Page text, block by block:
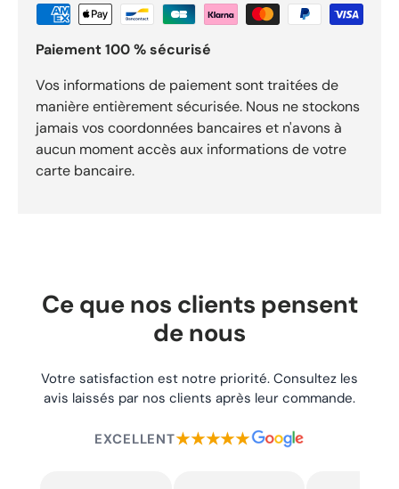
1200 GLF Madura (1985-1986)GV 1400 GD Cavalcade
Hiflofiltro HF134 – Remplace filtre d’origine Suzuki pour
précisément ce composant. Fonction : Filtre à huileHiflofiltro
HF134, conçu pour remplacer votre filtre d’origine avec
descotes identiqueset un excellent pouvoir filtrant.
Expédition sous 24h. Livraison gratuite dès 29,90 €. Retours
acceptés sous 30 jours.
Paiement 100 % sécurisé
Vos informations de paiement sont traitées de
manière entièrement sécurisée. Nous ne stockons
jamais vos coordonnées bancaires et n'avons à
aucun moment accès aux informations de votre
carte bancaire.
Ce que nos clients pensent
de nous
Votre satisfaction est notre priorité. Consultez les
avis laissés par nos clients après leur commande.
EXCELLENT★★★★★